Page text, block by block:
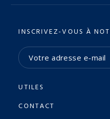
INSCRIVEZ-VOUS À
UTILES
CONTACT